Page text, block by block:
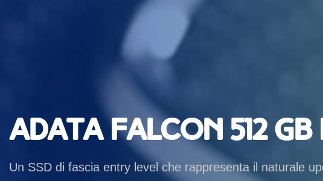
ADATA Falcon 512 GB
Un SSD di fascia entry level che rappresenta il naturale